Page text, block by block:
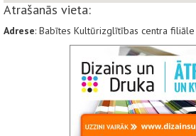
Atrašanās vieta:
Adrese: Babītes Kultūrizglītības centra filiāle